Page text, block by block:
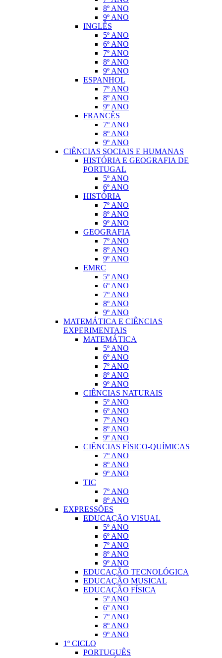
8º ANO
9º ANO
INGLÊS
5º ANO
6º ANO
7º ANO
8º ANO
9º ANO
ESPANHOL
7º ANO
8º ANO
9º ANO
FRANCÊS
7º ANO
8º ANO
9º ANO
CIÊNCIAS SOCIAIS E HUMANAS
HISTÓRIA E GEOGRAFIA DE
PORTUGAL
5º ANO
6º ANO
HISTÓRIA
7º ANO
8º ANO
9º ANO
GEOGRAFIA
7º ANO
8º ANO
9º ANO
EMRC
5º ANO
6º ANO
7º ANO
8º ANO
9º ANO
MATEMÁTICA E CIÊNCIAS
EXPERIMENTAIS
MATEMÁTICA
5º ANO
6º ANO
7º ANO
8º ANO
9º ANO
CIÊNCIAS NATURAIS
5º ANO
6º ANO
7º ANO
8º ANO
9º ANO
CIÊNCIAS FÍSICO-QUÍMICAS
7º ANO
8º ANO
9º ANO
TIC
7º ANO
8º ANO
EXPRESSÕES
EDUCAÇÃO VISUAL
5º ANO
6º ANO
7º ANO
8º ANO
9º ANO
EDUCAÇÃO TECNOLÓGICA
EDUCAÇÃO MUSICAL
EDUCAÇÃO FÍSICA
5º ANO
6º ANO
7º ANO
8º ANO
9º ANO
1º CICLO
PORTUGUÊS